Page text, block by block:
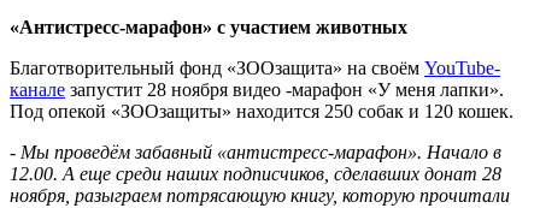
«Антистресс-марафон» с участием животных
Благотворительный фонд «ЗООзащита» на своём YouTube-
канале запустит 28 ноября видео -марафон «У меня лапки».
Под опекой «ЗООзащиты» находится 250 собак и 120 кошек.
- Мы проведём забавный «антистресс-марафон». Начало в
12.00. А еще среди наших подписчиков, сделавших донат 28
ноября, разыграем потрясающую книгу, которую прочитали